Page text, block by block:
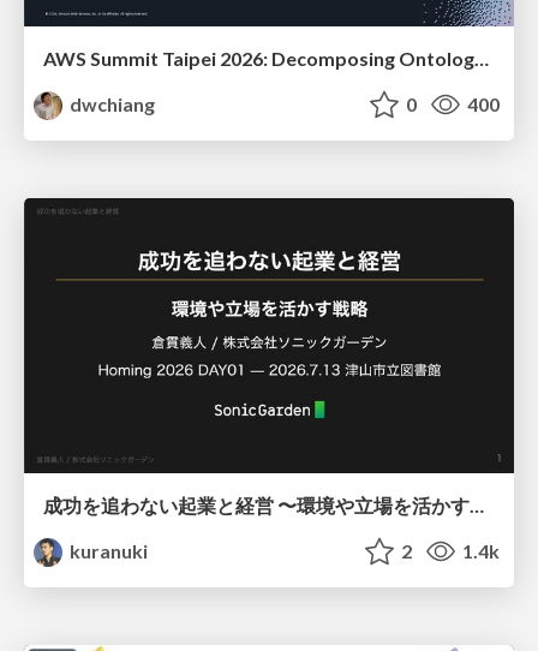
AWS Summit Taipei 2026: Decomposing Ontology and Agentic AI - Using Amazon Bedrock to Bring Living Water to Manufacturing ERP
dwchiang
0 400
成功を追わない起業と経営 〜環境や立場を活かす戦略（Homing 2026）
kuranuki
2 1.4k